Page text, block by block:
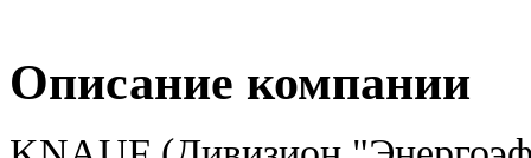
Описание компании